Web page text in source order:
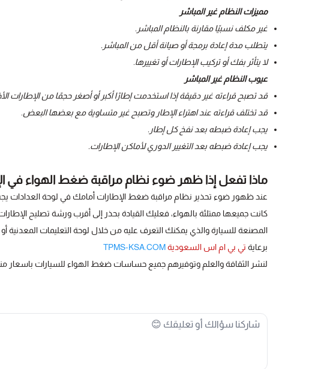
مميزات النظام غير المباشر
غير مكلف نسبيًا مقارنة بالنظام المباشر.
يتطلب مدة إعادة برمجة أو صيانة أقل من المباشر.
لا يتأثر بفك أو تركيب الإطارات أو تغييرها.
عيوب النظام غير المباشر
قد تصبح قراءته غير دقيقة إذا استخدمت إطارًا أكبر أو أصغر حجمًا من الإطارات
قد تختلف قراءته عند اهتراء الإطار وتصبح غير متساوية مع بعضها البعض.
يجب إعادة ضبطه بعد نفخ كل إطار.
يجب إعادة ضبطه بعد التغيير الدوري لأماكن الإطارات.
ماذا تفعل إذا ظهر ضوء نظام مراقبة ضغط الهواء في
عند ظهور ضوء تحذير نظام مراقبة ضغط الإطارات أمامك في لوحة العدادات
كانت جميعها ممتلئة بالهواء، فعليك القيادة بحذر إلى أقرب ورشة تصليح
المصنعة للسيارة والذي يمكنك التعرف عليه من خلال لوحة التعليمات المعدنية
برعاية تي بي ام اس السعوديةTPMS-KSA.COM
لنشر الثقافة والعلم وتوفيرهم جميع حساسات ضغط الهواء للسيارات باسعار